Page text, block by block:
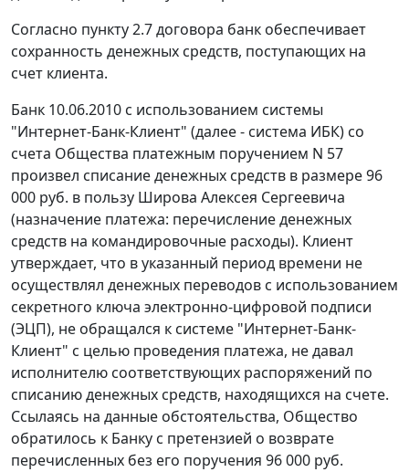
Согласно пункту 2.7 договора банк обеспечивает
сохранность денежных средств, поступающих на
счет клиента.
Банк 10.06.2010 с использованием системы
"Интернет-Банк-Клиент" (далее - система ИБК) со
счета Общества платежным поручением N 57
произвел списание денежных средств в размере 96
000 руб. в пользу Широва Алексея Сергеевича
(назначение платежа: перечисление денежных
средств на командировочные расходы). Клиент
утверждает, что в указанный период времени не
осуществлял денежных переводов с использованием
секретного ключа электронно-цифровой подписи
(ЭЦП), не обращался к системе "Интернет-Банк-
Клиент" с целью проведения платежа, не давал
исполнителю соответствующих распоряжений по
списанию денежных средств, находящихся на счете.
Ссылаясь на данные обстоятельства, Общество
обратилось к Банку с претензией о возврате
перечисленных без его поручения 96 000 руб.